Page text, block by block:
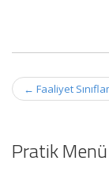
Post
navigation
← Faaliyet
Pratik Menü